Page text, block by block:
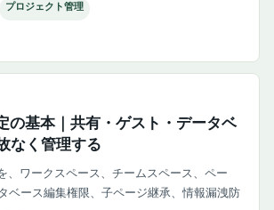
プロジェクト管理
の基本｜共有・ゲスト・データベ
なく管理する
、ワークスペース、チームスペース、ペー
ベース編集権限、子ページ継承、情報漏洩防